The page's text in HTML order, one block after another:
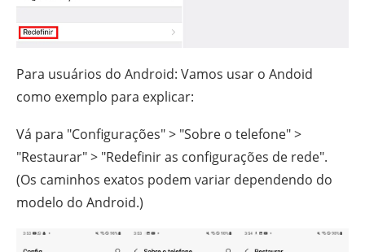
Para usuários do Android: Vamos usar o Andoid
como exemplo para explicar:
Vá para "Configurações" > "Sobre o telefone" >
"Restaurar" > "Redefinir as configurações de rede".
(Os caminhos exatos podem variar dependendo do
modelo do Android.)